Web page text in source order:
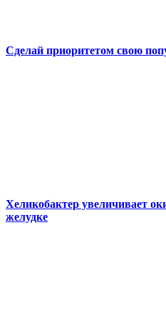
Сделай приоритетом свою
Хеликобактер увеличивает
желудке